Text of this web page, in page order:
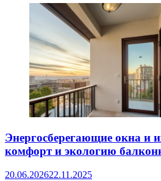
Энергосберегающие окна и
комфорт и экологию
20.06.202622.11.2025